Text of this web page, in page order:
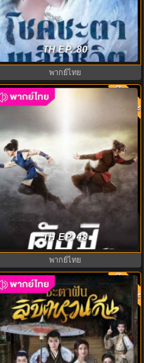
ปฏิปักษ์รักหวนภพ (2025) Destiny
and Saving พากย์ไทย EP1-40
TH EP. 80
พากย์ไทย
คังชิ ตำนานรักคัมภีร์จิ้งจอก
Kangchi the Beginning พากย์ไทย
7.0 พากย์ไทย
TH EP. 48
พากย์ไทย
7.0 พากย์ไทย